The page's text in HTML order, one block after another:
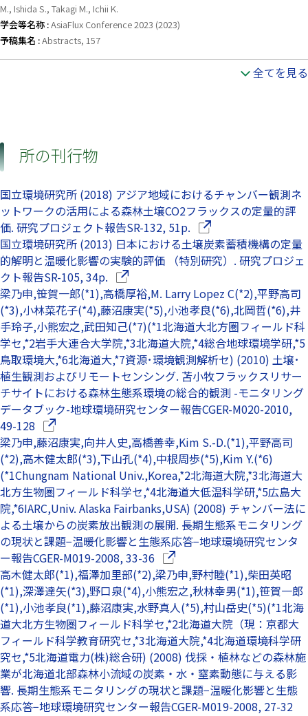
M., Ishida S., Takagi M., Ichii K.
学会等名称 :AsiaFlux Conference 2023 (2023)
予稿集名 :Abstracts, 157
全てを見る
所の刊行物
国立環境研究所 (2018) アジア地域におけるチャンバー観測ネ
ットワークの活用による森林土壌CO2フラックスの定量的評
価. 研究プロジェクト報告SR-132, 51p. （別ウインドウで開き
国立環境研究所 (2013) 日本における土壌炭素蓄積機構の定量
的解明と温暖化影響の実験的評価 （特別研究）. 研究プロジェ
クト報告SR-105, 34p. （別ウインドウで開きます）
梁乃申,笹賀一郎(*1),高橋厚裕,M. Larry Lopez C(*2),平野高司
(*3),小林菜花子(*4),藤沼康実(*5),小池孝良(*6),北岡哲(*6),井
手玲子,小熊宏之,武田知己(*7)(*1北海道大北方圏フィールド科
学セ,*2岩手大連合大学院,*3北海道大院,*4総合地球環境学研,*5
鳥取環境大,*6北海道大,*7資源･環境観測解析セ) (2010) 土壌･
植生観測およびリモートセンシング. 苫小牧フラックスリサー
チサイトにおける森林生態系環境の総合的観測 -モニタリング
データブック-地球環境研究センター報告CGER-M020-2010,
49-128 （別ウインドウで開きます）
梁乃申,藤沼康実,向井人史,高橋善幸,Kim S.-D.(*1),平野高司
(*2),高木健太郎(*3),下山孔(*4),中根周歩(*5),Kim Y.(*6)
(*1Chungnam National Univ.,Korea,*2北海道大院,*3北海道大
北方生物圏フィールド科学セ,*4北海道大低温科学研,*5広島大
院,*6IARC,Univ. Alaska Fairbanks,USA) (2008) チャンバー法に
よる土壌からの炭素放出観測の展開. 長期生態系モニタリング
の現状と課題−温暖化影響と生態系応答−地球環境研究センタ
ー報告CGER-M019-2008, 33-36（別ウインドウで開きます）
高木健太郎(*1),福澤加里部(*2),梁乃申,野村睦(*1),柴田英昭
(*1),深澤達矢(*3),野口泉(*4),小熊宏之,秋林幸男(*1),笹賀一郎
(*1),小池孝良(*1),藤沼康実,水野真人(*5),村山岳史(*5)(*1北海
道大北方生物圏フィールド科学セ,*2北海道大院（現：京都大
フィールド科学教育研究セ,*3北海道大院,*4北海道環境科学研
究セ,*5北海道電力(株)総合研) (2008) 伐採・植林などの森林施
業が北海道北部森林小流域の炭素・水・窒素動態に与える影
響. 長期生態系モニタリングの現状と課題−温暖化影響と生態
系応答−地球環境研究センター報告CGER-M019-2008, 27-32（